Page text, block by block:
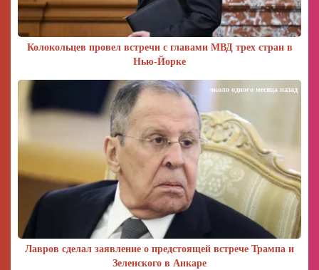
Колокольцев провел встречи с главами МВД трех стран в
Нью-Йорке
Лавров сделал заявление о предстоящей встрече Трампа и
Зеленского в Анкаре
около одного месяца назад